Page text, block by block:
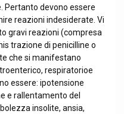
Pertanto devono essere
reazioni indesiderate. Vi
gravi reazioni (compresa
trazione di penicilline o
che si manifestano
respiratorioe
essere: ipotensione
e rallentamento del
insolite, ansia,